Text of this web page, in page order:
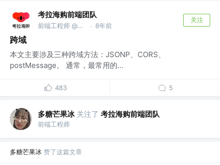
考拉海购前端团队
前端工程师 @考拉海购 · 8年前
关注
跨域
本文主要涉及三种跨域方法：JSONP、CORS、
postMessage。 通常，最常用的...
483 5
多糖芒果冰 关注了 考拉海购前端团队
前端工程师
多糖芒果冰 赞了这篇文章